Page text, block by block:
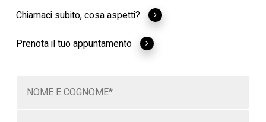
Chiamaci subito, cosa aspetti?
Prenota il tuo appuntamento